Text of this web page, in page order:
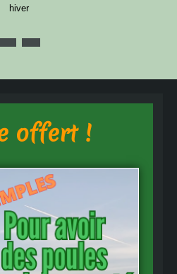
hiver
offert !